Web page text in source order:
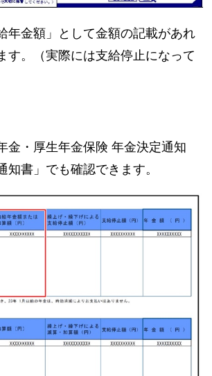
年金額」として金額の記載があれ
す。（実際には支給停止になって
金・厚生年金保険 年金決定通知
知書」でも確認できます。